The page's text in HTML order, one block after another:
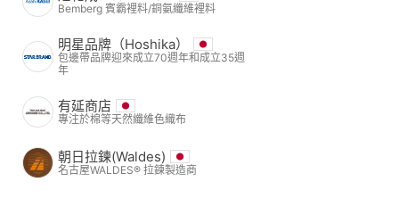
Bemberg 賓霸裡料/銅氨纖維裡料
明星品牌（Hoshika）
包邊帶品牌迎來成立70週年和成立35週
年
有延商店
專注於棉等天然纖維色織布
朝日拉鍊(Waldes)
名古屋WALDES® 拉鍊製造商